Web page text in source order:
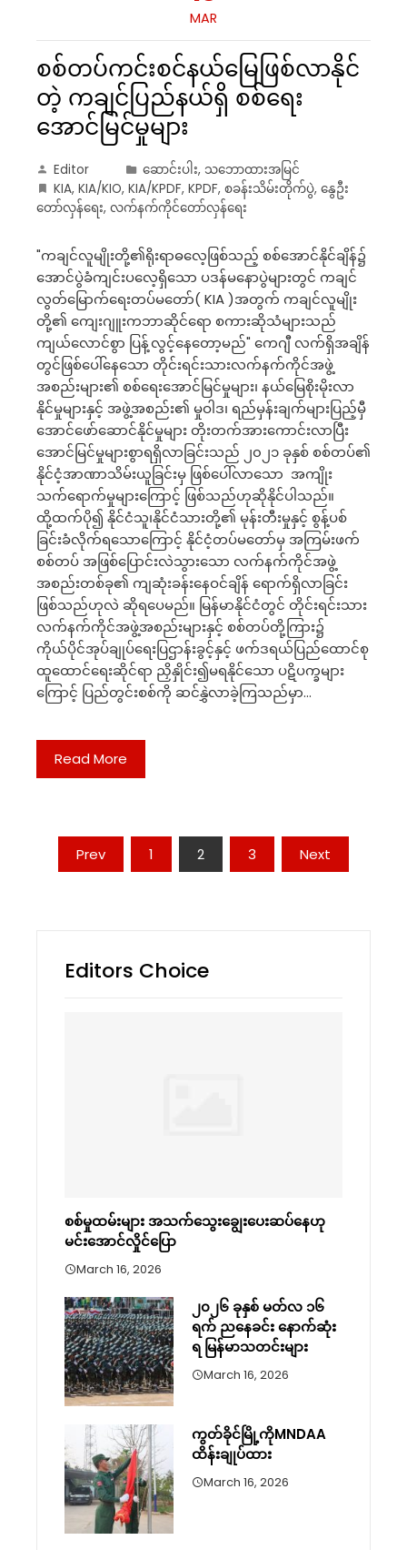
MAR
စစ်တပ်ကင်းစင်နယ်မြေဖြစ်လာနိုင်
တဲ့ ကချင်ပြည်နယ်ရှိ စစ်ရေး
အောင်မြင်မှုများ
Editor ဆောင်းပါး, သဘောထားအမြင်
KIA, KIA/KIO, KIA/KPDF, KPDF, စခန်းသိမ်းတိုက်ပွဲ, နွေဦး
တော်လှန်ရေး, လက်နက်ကိုင်တော်လှန်ရေး
"ကချင်လူမျိုးတို့၏ရိုးရာဓလေ့ဖြစ်သည့် စစ်အောင်နိုင်ချိန်၌
အောင်ပွဲခံကျင်းပလေ့ရှိသော ပဒန်မနောပွဲများတွင် ကချင်
လွတ်မြောက်ရေးတပ်မတော်( KIA )အတွက် ကချင်လူမျိုး
တို့၏ ကျေးဂျူးကဘာဆိုင်ရော စကားဆိုသံများသည်
ကျယ်လောင်စွာ ပြန့်လွင့်နေတော့မည်" ကေဂျီ လက်ရှိအချိန်
တွင်ဖြစ်ပေါ်နေသော တိုင်းရင်းသားလက်နက်ကိုင်အဖွဲ့
အစည်းများ၏ စစ်ရေးအောင်မြင်မှုများ၊ နယ်မြေစိုးမိုးလာ
နိုင်မှုများနှင့် အဖွဲ့အစည်း၏ မှုဝါဒ၊ ရည်မှန်းချက်များပြည့်မှီ
အောင်ဖော်ဆောင်နိုင်မှုများ တိုးတက်အားကောင်းလာပြီး
အောင်မြင်မှုများစွာရရှိလာခြင်းသည် ၂၀၂၁ ခုနှစ် စစ်တပ်၏
နိုင်ငံ့အာဏာသိမ်းယူခြင်းမှ ဖြစ်ပေါ်လာသော အကျိုး
သက်ရောက်မှုများကြောင့် ဖြစ်သည်ဟုဆိုနိုင်ပါသည်။
ထို့ထက်ပို၍ နိုင်ငံသူ၊နိုင်ငံသားတို့၏ မုန်းတီးမှုနှင့် စွန့်ပစ်
ခြင်းခံလိုက်ရသောကြောင့် နိုင်ငံ့တပ်မတော်မှ အကြမ်းဖက်
စစ်တပ် အဖြစ်ပြောင်းလဲသွားသော လက်နက်ကိုင်အဖွဲ့
အစည်းတစ်ခု၏ ကျဆုံးခန်းနေဝင်ချိန် ရောက်ရှိလာခြင်း
ဖြစ်သည်ဟုလဲ ဆိုရပေမည်။ မြန်မာနိုင်ငံတွင် တိုင်းရင်းသား
လက်နက်ကိုင်အဖွဲ့အစည်းများနှင့် စစ်တပ်တို့ကြား၌
ကိုယ်ပိုင်အုပ်ချုပ်ရေးပြဌာန်းခွင့်နှင့် ဖက်ဒရယ်ပြည်ထောင်စု
ထူထောင်ရေးဆိုင်ရာ ညှိနှိုင်း၍မရနိုင်သော ပဋိပက္ခများ
ကြောင့် ပြည်တွင်းစစ်ကို ဆင်နွှဲလာခဲ့ကြသည်မှာ…
Read More
Posts
navigation
Prev 1 2 3 Next
Editors Choice
စစ်မှုထမ်းများ အသက်သွေးချွေးပေးဆပ်နေဟု
မင်းအောင်လှိုင်ပြော
March 16, 2026
၂၀၂၆ ခုနှစ် မတ်လ ၁၆
ရက် ညနေခင်း နောက်ဆုံး
ရ မြန်မာသတင်းများ
March 16, 2026
ကွတ်ခိုင်မြို့ကိုMNDAA
ထိန်းချုပ်ထား
March 16, 2026